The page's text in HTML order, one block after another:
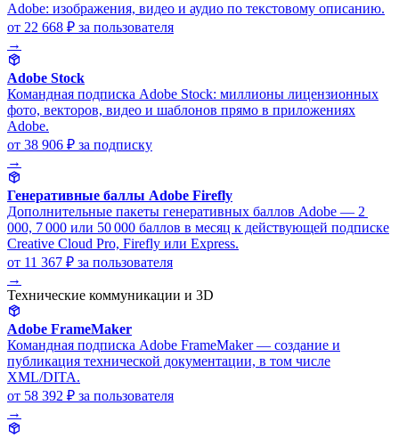
Adobe: изображения, видео и аудио по текстовому описанию.
от 22 668 ₽ за пользователя
→
Adobe Stock
Командная подписка Adobe Stock: миллионы лицензионных
фото, векторов, видео и шаблонов прямо в приложениях
Adobe.
от 38 906 ₽ за подписку
→
Генеративные баллы Adobe Firefly
Дополнительные пакеты генеративных баллов Adobe — 2
000, 7 000 или 50 000 баллов в месяц к действующей подписке
Creative Cloud Pro, Firefly или Express.
от 11 367 ₽ за пользователя
→
Технические коммуникации и 3D
Adobe FrameMaker
Командная подписка Adobe FrameMaker — создание и
публикация технической документации, в том числе
XML/DITA.
от 58 392 ₽ за пользователя
→